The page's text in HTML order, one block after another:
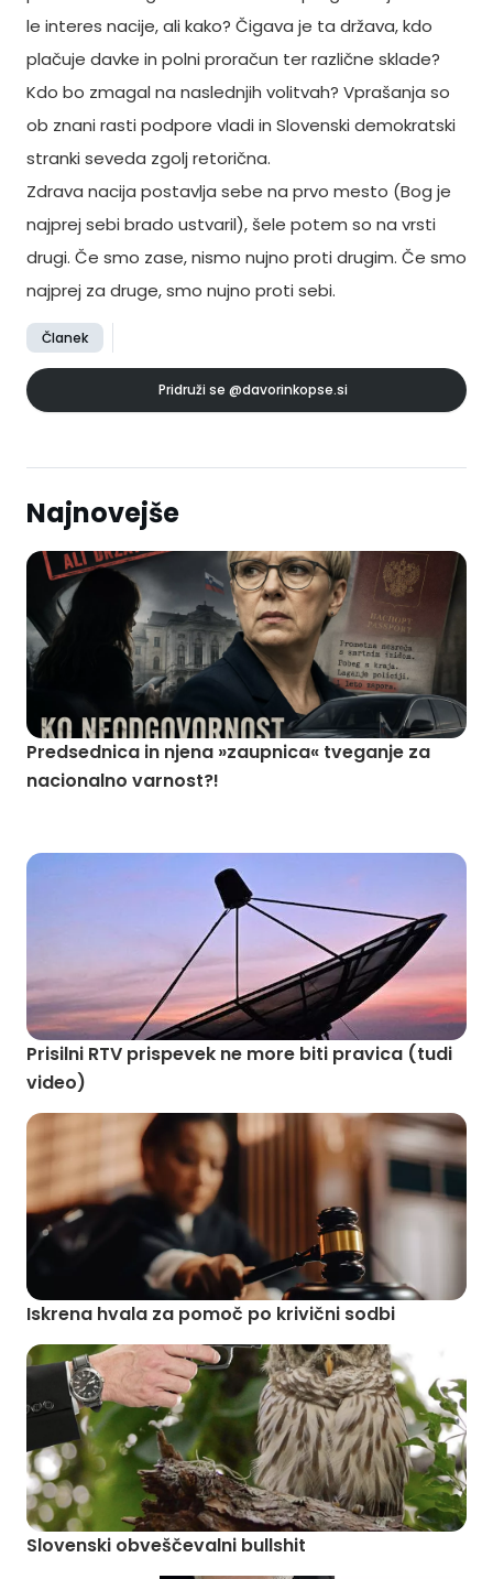
le interes nacije, ali kako? Čigava je ta država, kdo
plačuje davke in polni proračun ter različne sklade?
Kdo bo zmagal na naslednjih volitvah? Vprašanja so
ob znani rasti podpore vladi in Slovenski demokratski
stranki seveda zgolj retorična.
Zdrava nacija postavlja sebe na prvo mesto (Bog je
najprej sebi brado ustvaril), šele potem so na vrsti
drugi. Če smo zase, nismo nujno proti drugim. Če smo
najprej za druge, smo nujno proti sebi.
Članek
Pridruži se @davorinkopse.si
Najnovejše
Predsednica in njena »zaupnica« tveganje za
nacionalno varnost?!
Prisilni RTV prispevek ne more biti pravica (tudi
video)
Iskrena hvala za pomoč po krivični sodbi
Slovenski obveščevalni bullshit